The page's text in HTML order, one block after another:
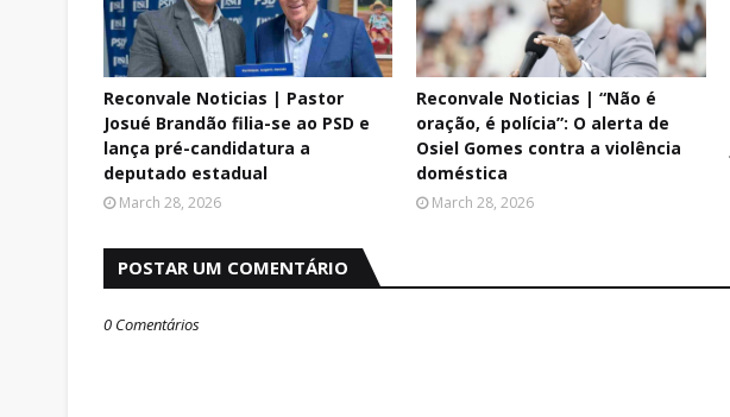
Reconvale Noticias | Pastor
Josué Brandão filia-se ao PSD e
lança pré-candidatura a
deputado estadual
March 28, 2026
Reconvale Noticias | “Não é
oração, é polícia”: O alerta de
Osiel Gomes contra a violência
doméstica
March 28, 2026
POSTAR UM COMENTÁRIO
0 Comentários